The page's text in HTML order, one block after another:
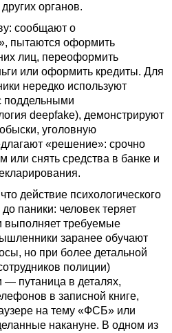
органов.
сообщают о
пытаются оформить
лиц, переоформить
или оформить кредиты. Для
нередко используют
поддельными
deepfake), демонстрируют
уголовную
«решение»: срочно
или снять средства в банке и
действие психологического
паники: человек теряет
выполняет требуемые
заранее обучают
но при более детальной
полиции)
— путаница в деталях,
в записной книге,
на тему «ФСБ» или
накануне. В одном из